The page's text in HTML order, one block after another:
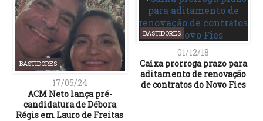
BASTIDORES
17/05/24
ACM Neto lança pré-
candidatura de Débora
Régis em Lauro de Freitas
BASTIDORES
01/12/18
Caixa prorroga prazo para
aditamento de renovação
de contratos do Novo Fies